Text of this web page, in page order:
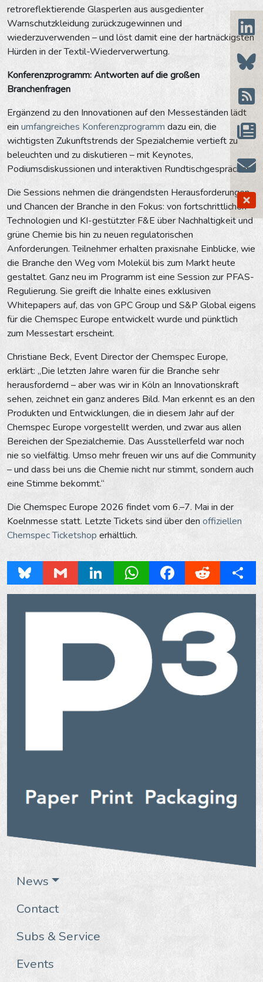
News
Contact
Subs & Service
Events
retroreflektierende Glasperlen aus ausgedienter
Warnschutzkleidung zurückzugewinnen und
wiederzuverwenden – und löst damit eine der hartnäckigsten
Hürden in der Textil-Wiederverwertung.
Konferenzprogramm: Antworten auf die großen
Branchenfragen
Ergänzend zu den Innovationen auf den Messeständen lädt
einumfangreiches Konferenzprogramm dazu ein, die
wichtigsten Zukunftstrends der Spezialchemie vertieft zu
beleuchten und zu diskutieren – mit Keynotes,
Podiumsdiskussionen und interaktiven Rundtischgesprächen.
Die Sessions nehmen die drängendsten Herausforderungen
und Chancen der Branche in den Fokus: von fortschrittlichen
Technologien und KI-gestützter F&E über Nachhaltigkeit und
grüne Chemie bis hin zu neuen regulatorischen
Anforderungen. Teilnehmer erhalten praxisnahe Einblicke, wie
die Branche den Weg vom Molekül bis zum Markt heute
gestaltet. Ganz neu im Programm ist eine Session zur PFAS-
Regulierung. Sie greift die Inhalte eines exklusiven
Whitepapers auf, das von GPC Group und S&P Global eigens
für die Chemspec Europe entwickelt wurde und pünktlich
zum Messestart erscheint.
Christiane Beck, Event Director der Chemspec Europe,
erklärt: „Die letzten Jahre waren für die Branche sehr
herausfordernd – aber was wir in Köln an Innovationskraft
sehen, zeichnet ein ganz anderes Bild. Man erkennt es an den
Produkten und Entwicklungen, die in diesem Jahr auf der
Chemspec Europe vorgestellt werden, und zwar aus allen
Bereichen der Spezialchemie. Das Ausstellerfeld war noch
nie so vielfältig. Umso mehr freuen wir uns auf die Community
– und dass bei uns die Chemie nicht nur stimmt, sondern auch
eine Stimme bekommt.“
Die Chemspec Europe 2026 findet vom 6.–7. Mai in der
Koelnmesse statt. Letzte Tickets sind über denoffiziellen
Chemspec Ticketshop erhältlich.
Bluesky Gmail LinkedInWhatsAppFacebookReddit Share